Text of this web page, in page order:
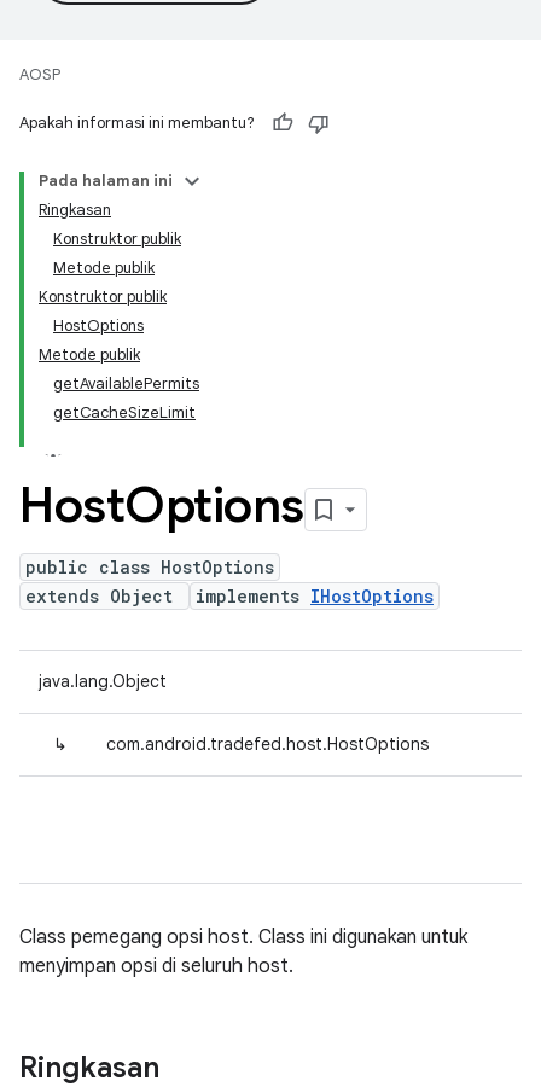
AOSP
Apakah informasi ini membantu?
Pada halaman ini
Ringkasan
Konstruktor publik
Metode publik
Konstruktor publik
HostOptions
Metode publik
getAvailablePermits
getCacheSizeLimit
HostOptions
public class HostOptions
extends Object
implements IHostOptions
java.lang.Object
↳ com.android.tradefed.host.HostOptions
Class pemegang opsi host. Class ini digunakan untuk
menyimpan opsi di seluruh host.
Ringkasan